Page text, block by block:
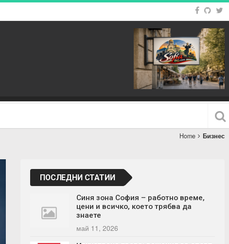
Home Бизнес
ПОСЛЕДНИ СТАТИИ
Синя зона София – работно време,
цени и всичко, което трябва да
знаете
май 11, 2026